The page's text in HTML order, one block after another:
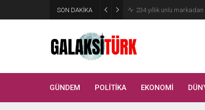
SON DAKİKA Vücudunuzu zehirliyor:
GÜNDEM POLİTİKA EKONOMİ